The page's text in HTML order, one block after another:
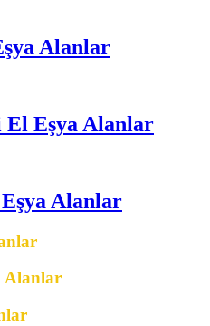
Alanlar
Eşya Alanlar
Alanlar
Alanlar